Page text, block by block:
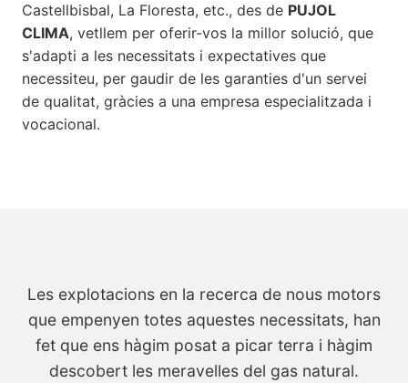
Castellbisbal, La Floresta, etc., des de PUJOL
CLIMA, vetllem per oferir-vos la millor solució, que
s'adapti a les necessitats i expectatives que
necessiteu, per gaudir de les garanties d'un servei
de qualitat, gràcies a una empresa especialitzada i
vocacional.
Les explotacions en la recerca de nous motors
que empenyen totes aquestes necessitats, han
fet que ens hàgim posat a picar terra i hàgim
descobert les meravelles del gas natural.